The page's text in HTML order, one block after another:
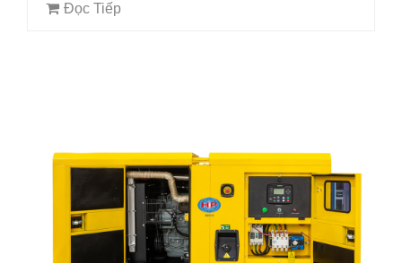
Đọc Tiếp